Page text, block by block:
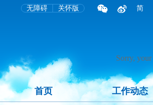
无障碍 关怀版 简
首页 工作动态